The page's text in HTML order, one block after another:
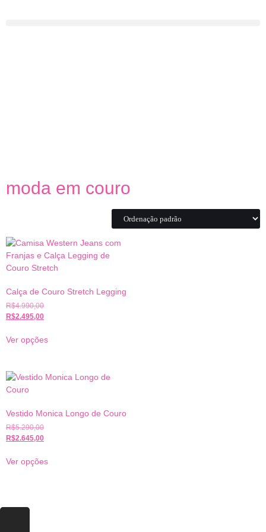
moda em couro
Calça de Couro Stretch Legging
R$4.990,00
R$2.495,00
Ver opções
Vestido Monica Longo de Couro
R$5.290,00
R$2.645,00
Ver opções